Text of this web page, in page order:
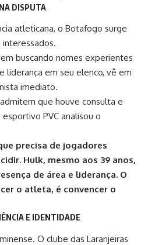
DISPUTA
atleticana, o Botafogo surge
buscando nomes experientes
liderança em seu elenco, vê em
imediato.
que houve consulta e
PVC analisou o
precisa de jogadores
Hulk, mesmo aos 39 anos,
de área e liderança. O
o atleta, é convencer o
E IDENTIDADE
O clube das Laranjeiras